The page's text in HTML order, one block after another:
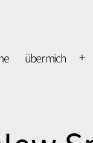
über mich